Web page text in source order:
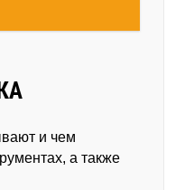
и чем
а также